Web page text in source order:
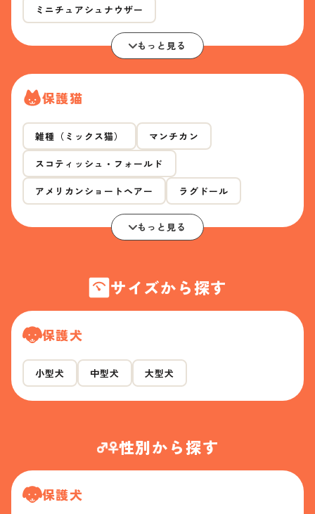
ミニチュアシュナウザー
もっと見る
保護猫
雑種（ミックス猫） マンチカン
スコティッシュ・フォールド
アメリカンショートヘアー ラグドール
もっと見る
サイズから探す
保護犬
小型犬 中型犬 大型犬
性別から探す
保護犬